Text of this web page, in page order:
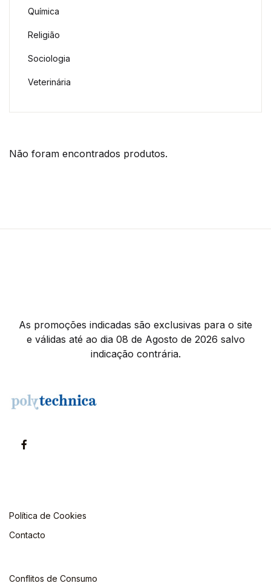
Não foram encontrados produtos.
Química
Religião
Sociologia
Veterinária
As promoções indicadas são exclusivas para o site
e válidas até ao dia 08 de Agosto de 2026 salvo
indicação contrária.
Política de Cookies
Contacto
Conflitos de Consumo